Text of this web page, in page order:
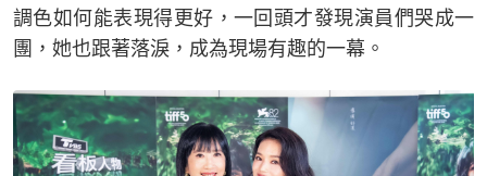
調色如何能表現得更好，一回頭才發現演員們哭成一
團，她也跟著落淚，成為現場有趣的一幕。